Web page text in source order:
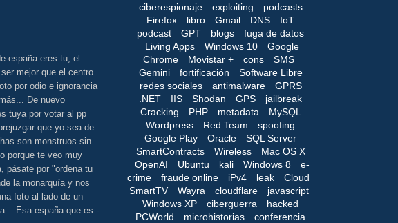
españa eres tu, el
mejor que el centro
por odio e ignorancia
De nuevo
tuya por votar al pp
que yo sea de
son monstruos sin
porque te veo muy
pásate por "ordena tu
la monarquía y nos
foto al lado de un
Esa españa que es -
ciberespionaje
exploiting
podcasts
Firefox
libro Gmail DNS
IoT
podcast
GPT blogs
fuga de datos
Living Apps
Windows 10
Google
Chrome
Movistar + cons
SMS
Gemini
fortificación
Software Libre
redes sociales
antimalware
GPRS
.NET
IIS Shodan GPS
jailbreak
Cracking
PHP metadata
MySQL
Wordpress
Red Team
spoofing
Google Play
Oracle
SQL Server
SmartContracts
Wireless
Mac OS X
OpenAI
Ubuntu kali Windows 8
e-
crime
fraude online iPv4 leak
Cloud
SmartTV
Wayra cloudflare
javascript
Windows XP
ciberguerra
hacked
PCWorld
microhistorias
conferencia